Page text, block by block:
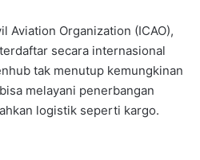
Aviation Organization (ICAO),
secara internasional
tak menutup kemungkinan
melayani penerbangan
logistik seperti kargo.